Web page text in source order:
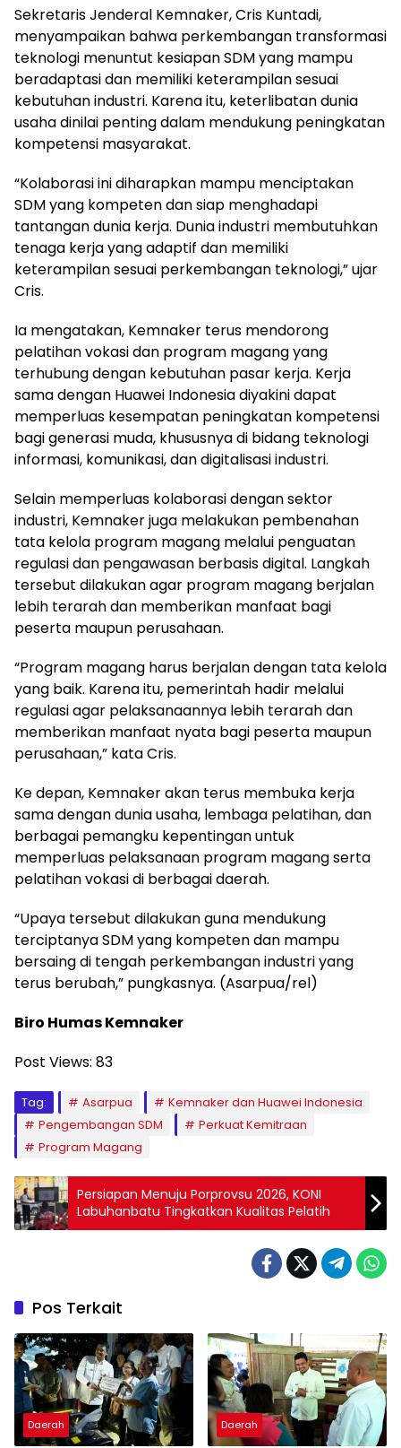
Sekretaris Jenderal Kemnaker, Cris Kuntadi,
menyampaikan bahwa perkembangan transformasi
teknologi menuntut kesiapan SDM yang mampu
beradaptasi dan memiliki keterampilan sesuai
kebutuhan industri. Karena itu, keterlibatan dunia
usaha dinilai penting dalam mendukung peningkatan
kompetensi masyarakat.
“Kolaborasi ini diharapkan mampu menciptakan
SDM yang kompeten dan siap menghadapi
tantangan dunia kerja. Dunia industri membutuhkan
tenaga kerja yang adaptif dan memiliki
keterampilan sesuai perkembangan teknologi,” ujar
Cris.
Ia mengatakan, Kemnaker terus mendorong
pelatihan vokasi dan program magang yang
terhubung dengan kebutuhan pasar kerja. Kerja
sama dengan Huawei Indonesia diyakini dapat
memperluas kesempatan peningkatan kompetensi
bagi generasi muda, khususnya di bidang teknologi
informasi, komunikasi, dan digitalisasi industri.
Selain memperluas kolaborasi dengan sektor
industri, Kemnaker juga melakukan pembenahan
tata kelola program magang melalui penguatan
regulasi dan pengawasan berbasis digital. Langkah
tersebut dilakukan agar program magang berjalan
lebih terarah dan memberikan manfaat bagi
peserta maupun perusahaan.
“Program magang harus berjalan dengan tata kelola
yang baik. Karena itu, pemerintah hadir melalui
regulasi agar pelaksanaannya lebih terarah dan
memberikan manfaat nyata bagi peserta maupun
perusahaan,” kata Cris.
Ke depan, Kemnaker akan terus membuka kerja
sama dengan dunia usaha, lembaga pelatihan, dan
berbagai pemangku kepentingan untuk
memperluas pelaksanaan program magang serta
pelatihan vokasi di berbagai daerah.
“Upaya tersebut dilakukan guna mendukung
terciptanya SDM yang kompeten dan mampu
bersaing di tengah perkembangan industri yang
terus berubah,” pungkasnya. (Asarpua/rel)
Biro Humas Kemnaker
Post Views: 83
Tag: Asarpua
Kemnaker dan Huawei Indonesia
Pengembangan SDM
Perkuat Kemitraan
Program Magang
Persiapan Menuju Porprovsu 2026, KONI
Labuhanbatu Tingkatkan Kualitas Pelatih
Pos Terkait
Daerah Daerah